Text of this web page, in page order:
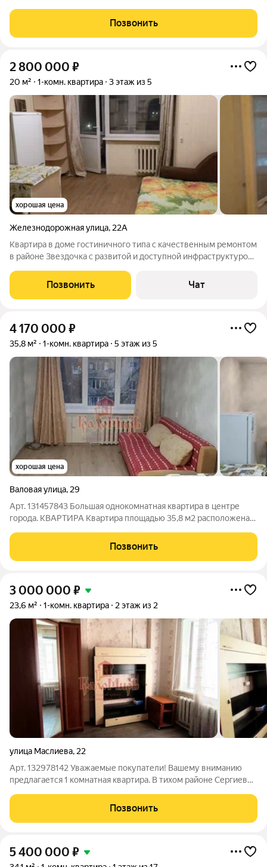
косметический ремонт, установлены пластинковые окна,
застеклен балкон. Санузел совмещен.
Позвонить
2 800 000 ₽
20 м² 1-комн. квартира 3 этаж из 5
хорошая цена
Железнодорожная улица, 22А
Квартира в доме гостиничного типа с качественным ремонтом
в районе Звездочка с развитой и доступной инфраструктурой.
менее 3-х лет. Квартира под авансом
Позвонить Чат
4 170 000 ₽
35,8 м² 1-комн. квартира 5 этаж из 5
хорошая цена
Валовая улица, 29
Арт. 131457843 Большая однокомнатная квартира в центре
города. КВАРТИРА Квартира площадью 35,8 м2 расположена
11,2 м2, после косметического ремонта. Санузел раздельный,
требует ремонта. ДОМ
Позвонить
3 000 000 ₽
23,6 м² 1-комн. квартира 2 этаж из 2
улица Маслиева, 22
Арт. 132978142 Уважаемые покупатели! Вашему вниманию
предлагается 1 комнатная квартира. В тихом районе Сергиев
этажного, кирпичного дома, очень теплая светлая и уютная.
Крыша в доме заменена
Позвонить
5 400 000 ₽